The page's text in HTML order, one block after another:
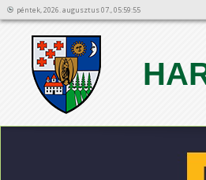
péntek, 2026. augusztus 07., 05:59:55